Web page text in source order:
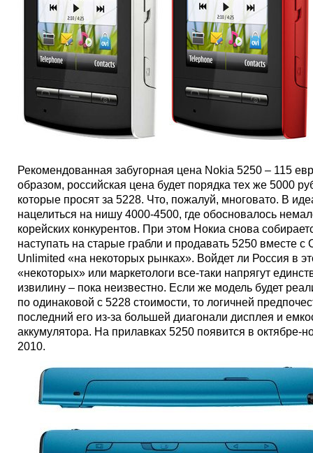
Рекомендованная забугорная цена Nokia 5250 – 115
образом, российская цена будет порядка тех же 5000
которые просят за 5228. Что, пожалуй, многовато. В
нацелиться на нишу 4000-4500, где обосновалось
корейских конкурентов. При этом Нокиа снова
наступать на старые грабли и продавать 5250 вместе с
Unlimited «на некоторых рынках». Войдет ли Россия в
«некоторых» или маркетологи все-таки напрягут
извилину – пока неизвестно. Если же модель будет
по одинаковой с 5228 стоимости, то логичней
последний его из-за большей диагонали дисплея и
аккумулятора. На прилавках 5250 появится в октябре-
2010.